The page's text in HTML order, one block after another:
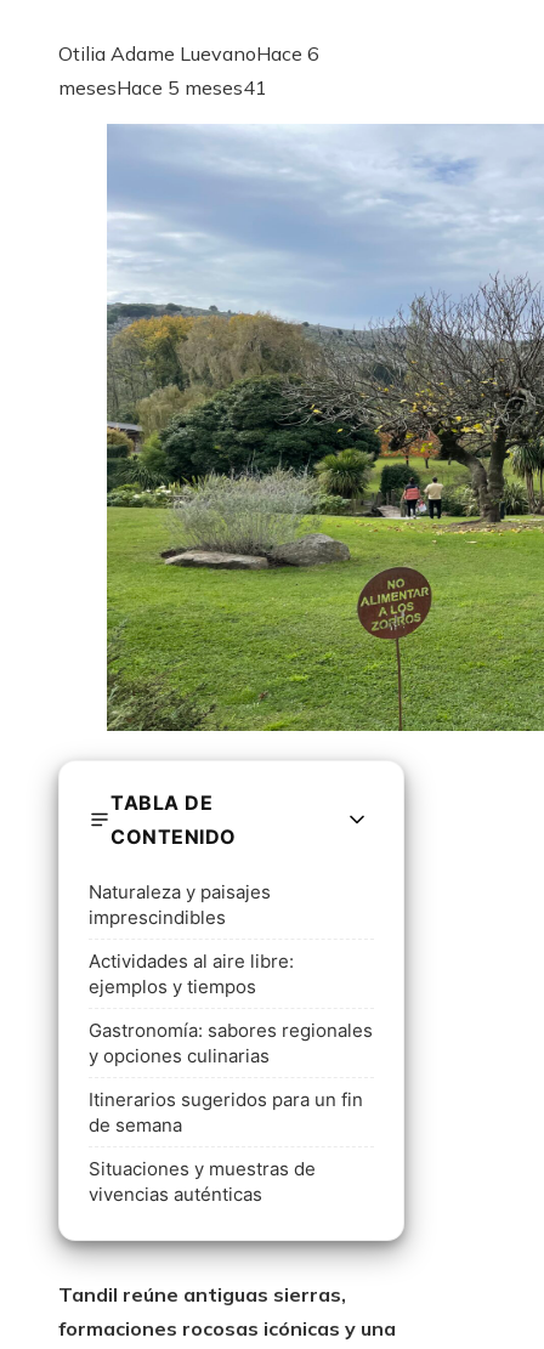
Otilia Adame LuevanoHace 6
mesesHace 5 meses41
TABLA DE
CONTENIDO
Naturaleza y paisajes
imprescindibles
Actividades al aire libre:
ejemplos y tiempos
Gastronomía: sabores regionales
y opciones culinarias
Itinerarios sugeridos para un fin
de semana
Situaciones y muestras de
vivencias auténticas
Tandil reúne antiguas sierras,
formaciones rocosas icónicas y una